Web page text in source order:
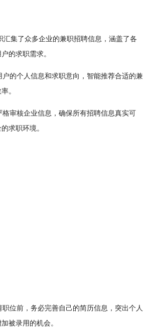
汇集了众多企业的兼职招聘信息，涵盖了各
的求职需求。
的个人信息和求职意向，智能推荐合适的兼
。
审核企业信息，确保所有招聘信息真实可
求职环境。
职位前，务必完善自己的简历信息，突出个人
被录用的机会。